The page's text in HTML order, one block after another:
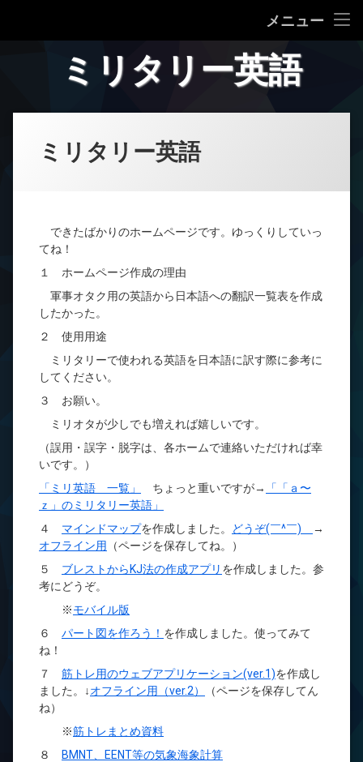
メニュー
ミリ英語 一覧
ミリタリー英語
ミリタリー英語
できたばかりのホームページです。ゆっくりしていっ
てね！
１ ホームページ作成の理由
軍事オタク用の英語から日本語への翻訳一覧表を作成
したかった。
２ 使用用途
ミリタリーで使われる英語を日本語に訳す際に参考に
してください。
３ お願い。
ミリオタが少しでも増えれば嬉しいです。
（誤用・誤字・脱字は、各ホームで連絡いただければ幸
いです。）
「ミリ英語 一覧」
ちょっと重いですが→
「「ａ〜
ｚ」のミリタリー英語」
４ マインドマップを作成しました。 どうぞ(￣^￣)ゞ
→
オフライン用
（ページを保存してね。）
５ ブレストからKJ法の作成アプリ を作成しました。参
考にどうぞ。
※モバイル版
６ パート図を作ろう！ を作成しました。使ってみて
ね！
７ 筋トレ用のウェブアプリケーション(ver.1)を作成し
ました。↓オフライン用（ver.2）
（ページを保存してん
ね）
※筋トレまとめ資料
８
BMNT、EENT等の気象海象計算